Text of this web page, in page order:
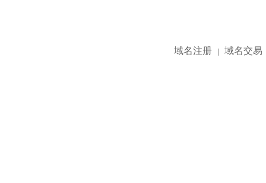
域名注册 | 域名交易